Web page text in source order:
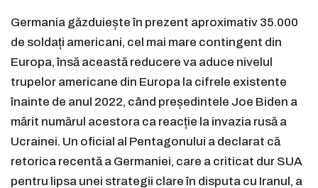
Germania găzduiește în prezent aproximativ 35.000
de soldați americani, cel mai mare contingent din
Europa, însă această reducere va aduce nivelul
trupelor americane din Europa la cifrele existente
înainte de anul 2022, când președintele Joe Biden a
mărit numărul acestora ca reacție la invazia rusă a
Ucrainei. Un oficial al Pentagonului a declarat că
retorica recentă a Germaniei, care a criticat dur SUA
pentru lipsa unei strategii clare în disputa cu Iranul, a